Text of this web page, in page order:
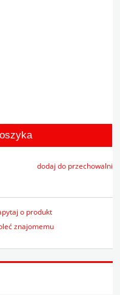
dodaj do przechowalni
o produkt
znajomemu